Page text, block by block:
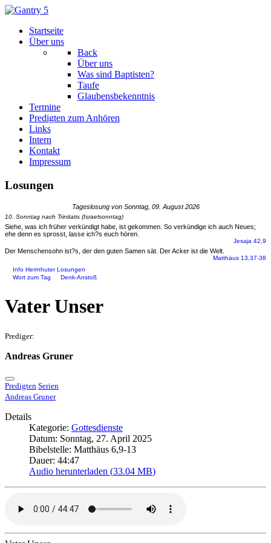
Startseite
Über uns
Back
Über uns
Was sind Baptisten?
Taufe
Glaubensbekenntnis
Termine
Predigten zum Anhören
Links
Intern
Kontakt
Impressum
Losungen
Tageslosung von Sonntag, 09. August 2026
10. Sonntag nach Trinitatis (Israelsonntag)
Siehe, was ich früher verkündigt habe, ist gekommen. So verkündige ich auch Neues;
ehe denn es sprosst, lasse ich?s euch hören.
Jesaja 42,9
Der Menschensohn ist?s, der den guten Samen sät. Der Acker ist die Welt.
Matthäus 13,37-38
Info Herrnhuter Losungen
Wort zum Tag
Denk-Anstoß
Vater Unser
Prediger:
Andreas Gruner
Predigten Serien
Andreas Gruner
Details
Kategorie: Gottesdienste
Datum: Sonntag, 27. April 2025
Bibelstelle: Matthäus 6,9-13
Dauer: 44:47
Audio herunterladen (33.04 MB)